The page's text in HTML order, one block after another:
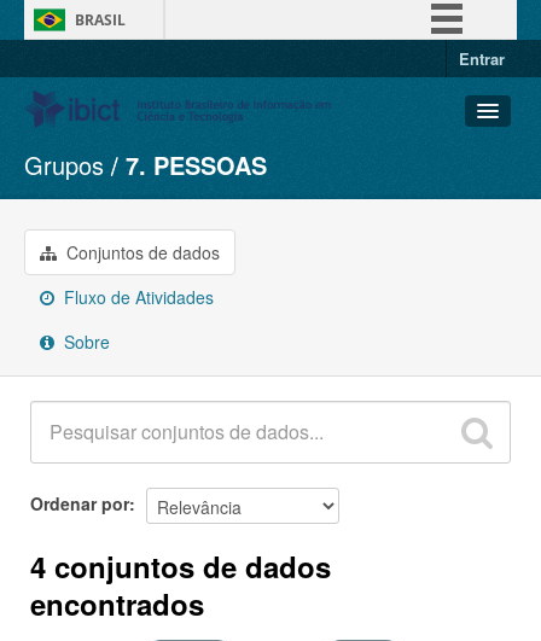
BRASIL
Entrar
Conjuntos de dados
Organizações
Grupos
Sobre
Grupos 7. PESSOAS
Conjuntos de dados
Fluxo de Atividades
Sobre
Ordenar por
4 conjuntos de dados
encontrados